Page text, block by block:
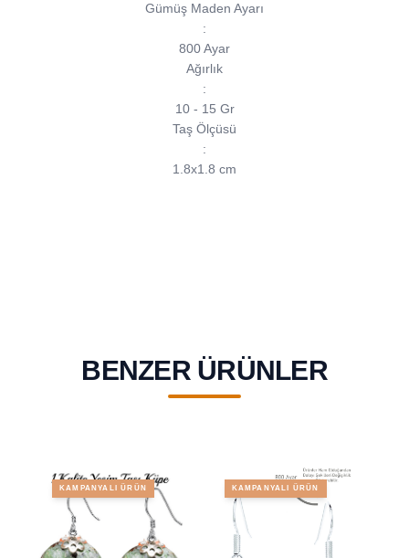
Gümüş Maden Ayarı
:
800 Ayar
Ağırlık
:
10 - 15 Gr
Taş Ölçüsü
:
1.8x1.8 cm
BENZER ÜRÜNLER
KAMPANYALI ÜRÜN KAMPANYALI ÜRÜN